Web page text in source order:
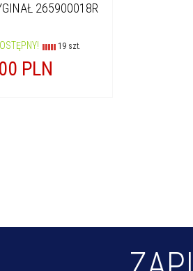
265900018R
19 szt.
00 PLN